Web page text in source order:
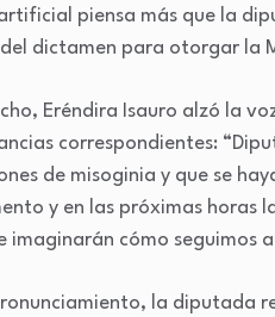
piensa más que la
dictamen para otorgar la
Eréndira Isauro alzó la
correspondientes:
de misoginia y que se
y en las próximas horas
imaginarán cómo seguimos
la diputada